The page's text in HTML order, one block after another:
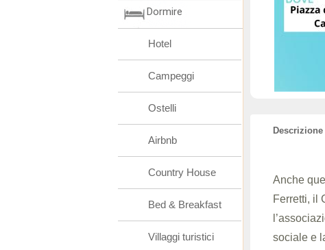
Descrizione
Anche
Ferretti, il
sociale e
Dormire
Hotel
Campeggi
Ostelli
Airbnb
Country House
Bed & Breakfast
Villaggi turistici